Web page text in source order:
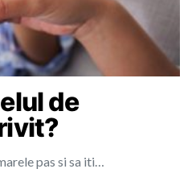
de
pas si sa iti…